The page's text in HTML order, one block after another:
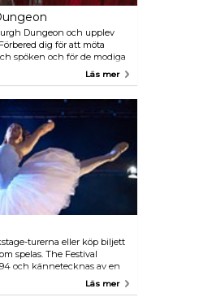
Dungeon och upplev
dig för att möta
spöken och för de modiga
Läs mer
turerna eller köp biljett
spelas. The Festival
och kännetecknas av en
en teater med 1 900
största i Skottland och det
Läs mer